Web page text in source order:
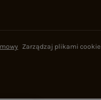
Zarządzaj plikami cookie